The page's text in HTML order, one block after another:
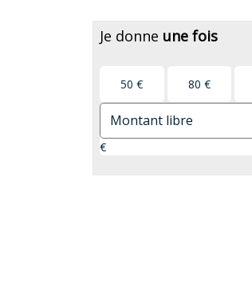
Je donne une fois
50 € 80 €
€